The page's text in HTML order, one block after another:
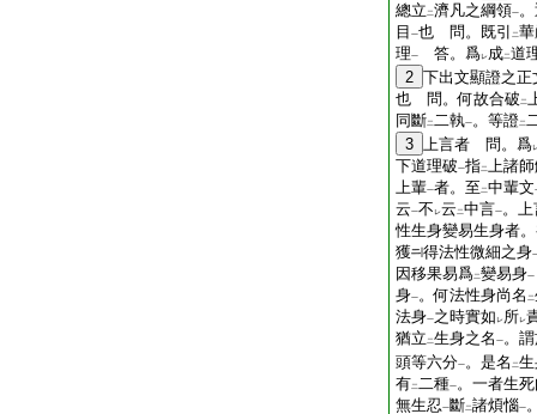
總立 二濟凡之綱領一
目 一也 問。既引 二
理一 答。爲レ成二道
2 下出文顯證之正
也 問。何故合破 二
同斷二二執一。等證二
3 上言者 問。爲
下道理破一指二上諸
上輩一者。至 二中輩文
云一不 レ云 二中言一。
性生身變易生身者
獲
得法性微細之身
因移果易爲二變易身一
身一。何法性身尚名 二
法身一之時實如 レ所レ
猶立 二生身之名 一。
頭等六分一。是名 二
有二二種一。一者生
無生忍一斷二諸煩惱一